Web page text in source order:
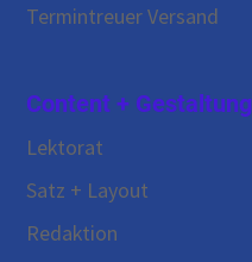
Content + Gestaltung
Lektorat
Satz + Layout
Redaktion
Termintreuer Versand